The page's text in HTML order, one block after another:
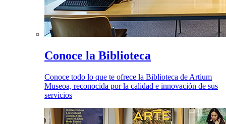
Conoce la Biblioteca
Conoce todo lo que te ofrece la Biblioteca de Artium
Museoa, reconocida por la calidad e innovación de sus
servicios